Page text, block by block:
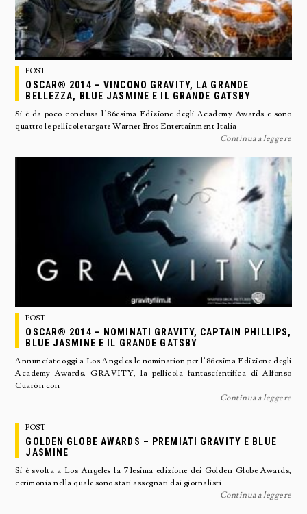
POST
OSCAR® 2014 – VINCONO GRAVITY, LA GRANDE
BELLEZZA, BLUE JASMINE E IL GRANDE GATSBY
Si è da poco conclusa l’86esima Edizione degli Academy Awards e sono
quattro le pellicole targate Warner Bros Entertainment Italia
Continua a leggere
POST
OSCAR® 2014 – NOMINATI GRAVITY, CAPTAIN PHILLIPS,
BLUE JASMINE E IL GRANDE GATSBY
Annunciate oggi a Los Angeles le nomination per l’86esima Edizione degli
Academy Awards. GRAVITY, la pellicola fantascientifica di Alfonso
Cuarón con
Continua a leggere
POST
GOLDEN GLOBE AWARDS – PREMIATI GRAVITY E BLUE
JASMINE
Si è svolta a Los Angeles la 71esima edizione dei Golden Globe Awards,
cerimonia nella quale sono stati assegnati dai giornalisti
Continua a leggere